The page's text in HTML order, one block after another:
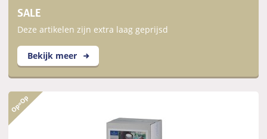
SALE
Deze artikelen zijn extra laag geprijsd
Bekijk meer